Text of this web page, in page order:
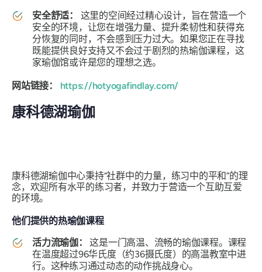
安全舒适：
这里的空间经过精心设计，旨在营造一个
安全的环境，让您在增强力量、提升柔韧性和获得充
分恢复的同时，不会感到压力过大。如果您正在寻找
既能提供良好支持又不会过于剧烈的热瑜伽课程，这
家瑜伽馆或许是您的理想之选。
网站链接： https://hotyogafindlay.com/
康科德湖瑜伽
康科德湖瑜伽中心秉持“社群中的力量，练习中的平和”的理
念，欢迎所有水平的练习者，并致力于营造一个互助互爱
的环境。
他们提供的热瑜伽课程
活力流瑜伽：这是一门高温、流畅的瑜伽课程。课程
在温度超过96华氏度（约36摄氏度）的高温教室中进
行。这种练习通过动态的动作挑战身心。